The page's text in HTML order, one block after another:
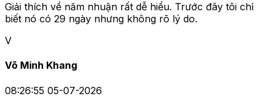
Giải thích về năm nhuận rất dễ hiểu. Trước đây tôi chỉ
biết nó có 29 ngày nhưng không rõ lý do.
V
Võ Minh Khang
08:26:55 05-07-2026